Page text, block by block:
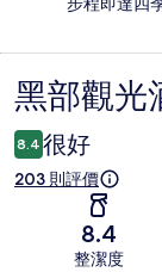
評
價
黑部觀光
8.4 很好
203 則評價
8.4
整潔度